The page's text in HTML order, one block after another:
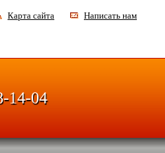
Карта сайта Написать нам
14-04